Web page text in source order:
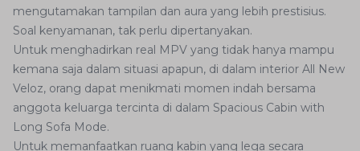
mengutamakan tampilan dan aura yang lebih prestisius.
Soal kenyamanan, tak perlu dipertanyakan.
Untuk menghadirkan real MPV yang tidak hanya mampu
kemana saja dalam situasi apapun, di dalam interior All New
Veloz, orang dapat menikmati momen indah bersama
anggota keluarga tercinta di dalam Spacious Cabin with
Long Sofa Mode.
Untuk memanfaatkan ruang kabin yang lega secara